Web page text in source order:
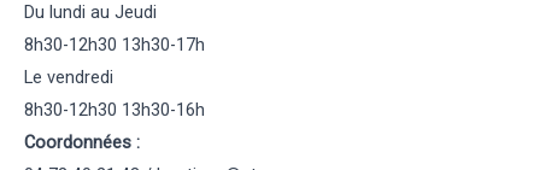
Du lundi au Jeudi
8h30-12h30 13h30-17h
Le vendredi
8h30-12h30 13h30-16h
Coordonnées :